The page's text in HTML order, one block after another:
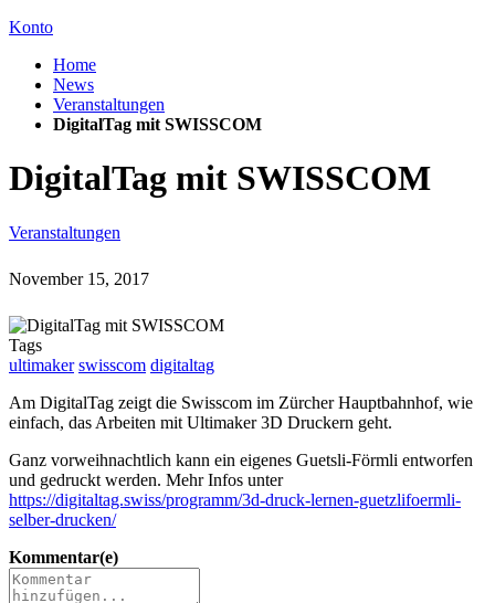
Konto
Home
News
Veranstaltungen
DigitalTag mit SWISSCOM
DigitalTag mit SWISSCOM
Veranstaltungen
November 15, 2017
Tags
ultimaker swisscom digitaltag
Am DigitalTag zeigt die Swisscom im Zürcher Hauptbahnhof, wie
einfach, das Arbeiten mit Ultimaker 3D Druckern geht.
Ganz vorweihnachtlich kann ein eigenes Guetsli-Förmli entworfen
und gedruckt werden. Mehr Infos unter
https://digitaltag.swiss/programm/3d-druck-lernen-guetzlifoermli-
selber-drucken/
Kommentar(e)